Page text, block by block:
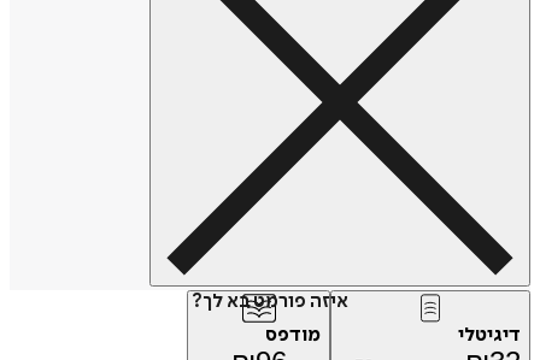
איזה פורמט בא לך?
דיגיטלי
מודפס